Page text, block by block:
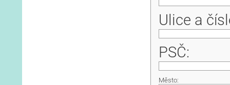
Ulice a
PSČ:
Město: